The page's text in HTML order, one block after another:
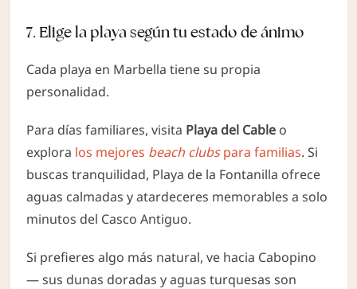
7. Elige la playa según tu estado de ánimo
Cada playa en Marbella tiene su propia
personalidad.
Para días familiares, visita Playa del Cable o
explora los mejores beach clubspara familias. Si
buscas tranquilidad, Playa de la Fontanilla ofrece
aguas calmadas y atardeceres memorables a solo
minutos del Casco Antiguo.
Si prefieres algo más natural, ve hacia Cabopino
— sus dunas doradas y aguas turquesas son